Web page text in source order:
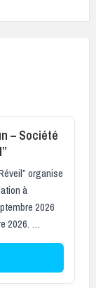
– Société
organise
à
2026
2026. …